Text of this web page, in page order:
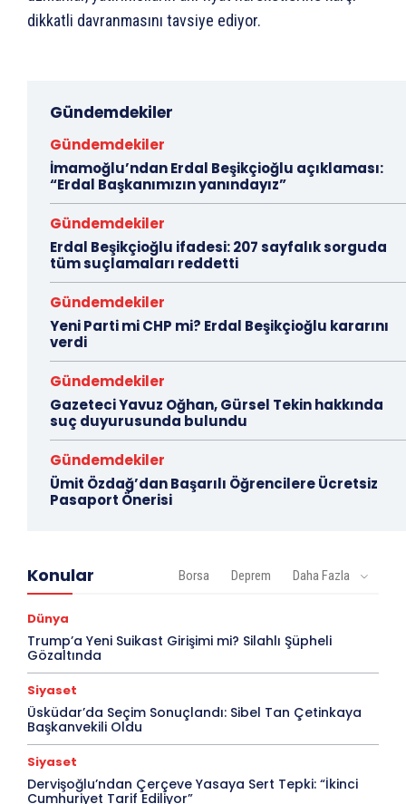
dikkatli davranmasını tavsiye ediyor.
Gündemdekiler
Gündemdekiler
İmamoğlu’ndan Erdal Beşikçioğlu açıklaması:
“Erdal Başkanımızın yanındayız”
Gündemdekiler
Erdal Beşikçioğlu ifadesi: 207 sayfalık sorguda
tüm suçlamaları reddetti
Gündemdekiler
Yeni Parti mi CHP mi? Erdal Beşikçioğlu kararını
verdi
Gündemdekiler
Gazeteci Yavuz Oğhan, Gürsel Tekin hakkında
suç duyurusunda bulundu
Gündemdekiler
Ümit Özdağ’dan Başarılı Öğrencilere Ücretsiz
Pasaport Önerisi
Konular Borsa Deprem Daha Fazla
Dünya
Trump’a Yeni Suikast Girişimi mi? Silahlı Şüpheli
Gözaltında
Siyaset
Üsküdar’da Seçim Sonuçlandı: Sibel Tan Çetinkaya
Başkanvekili Oldu
Siyaset
Dervişoğlu’ndan Çerçeve Yasaya Sert Tepki: “İkinci
Cumhuriyet Tarif Ediliyor”